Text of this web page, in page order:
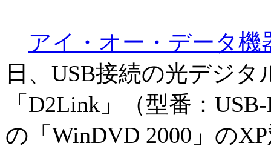
アイ・オー・データ機
日、USB接続の光デジ
「D2Link」（型番：
の「WinDVD 2000」の